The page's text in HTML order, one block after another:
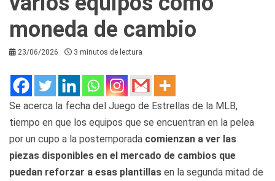
moneda de cambio
23/06/2026 3 minutos de lectura
Se acerca la fecha del Juego de Estrellas de la MLB,
tiempo en que los equipos que se encuentran en la pelea
por un cupo a la postemporada comienzan a ver las
piezas disponibles en el mercado de cambios que
puedan reforzar a esas plantillas en la segunda mitad de